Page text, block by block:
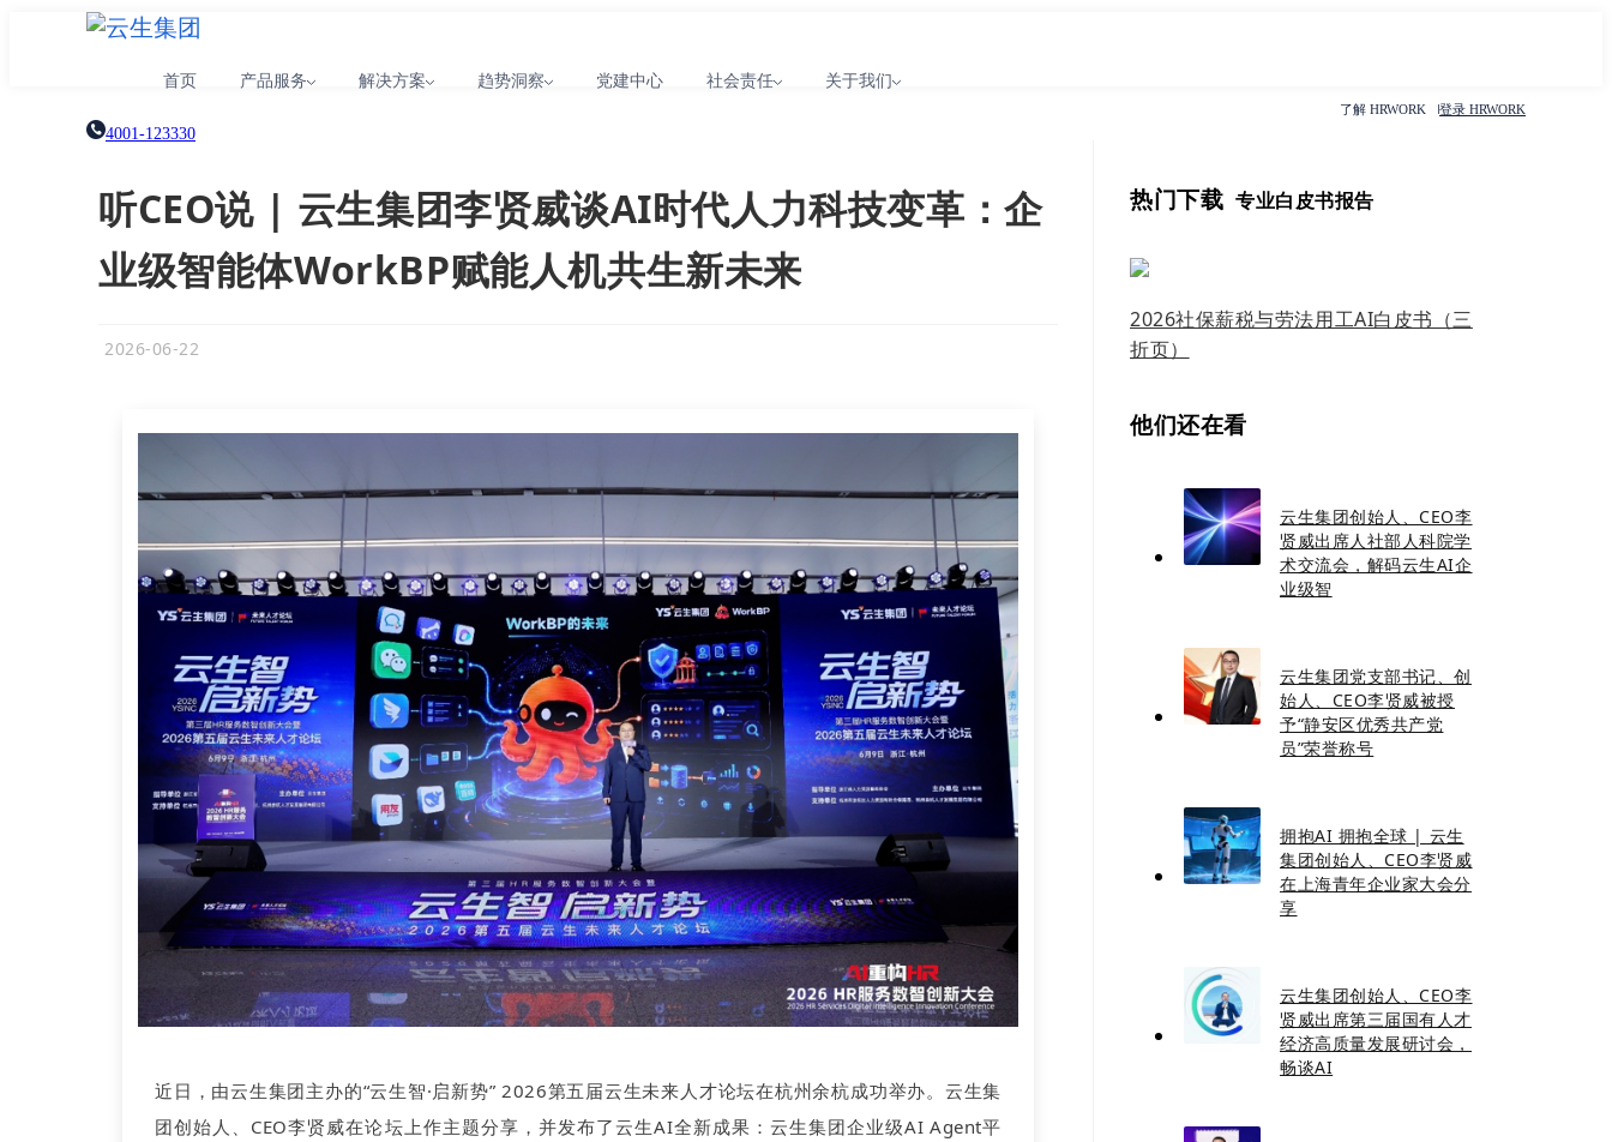
首页 产品服务 解决方案 趋势洞察 党建中心 社会责任 关于我们
了解 HRWORK 登录 HRWORK
4001-123330
听CEO说 | 云生集团李贤威谈AI时代人力科技变革：企
业级智能体WorkBP赋能人机共生新未来
2026-06-22
近日，由云生集团主办的“云生智·启新势” 2026第五届云生未来人才论坛在杭州余杭成功举办。云生集
团创始人、CEO李贤威在论坛上作主题分享，并发布了云生AI全新成果：云生集团企业级AI Agent平
热门下载 专业白皮书报告
2026社保薪税与劳法用工AI白皮书（三
折页）
他们还在看
云生集团创始人、CEO李
贤威出席人社部人科院学
术交流会，解码云生AI企
业级智
云生集团党支部书记、创
始人、CEO李贤威被授
予“静安区优秀共产党
员”荣誉称号
拥抱AI 拥抱全球 | 云生
集团创始人、CEO李贤威
在上海青年企业家大会分
享
云生集团创始人、CEO李
贤威出席第三届国有人才
经济高质量发展研讨会，
畅谈AI